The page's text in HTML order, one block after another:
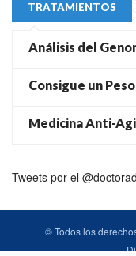
TRATAMIENTOS
Análisis del
Consigue un
Medicina Anti-
Tweets por el
© Todos los